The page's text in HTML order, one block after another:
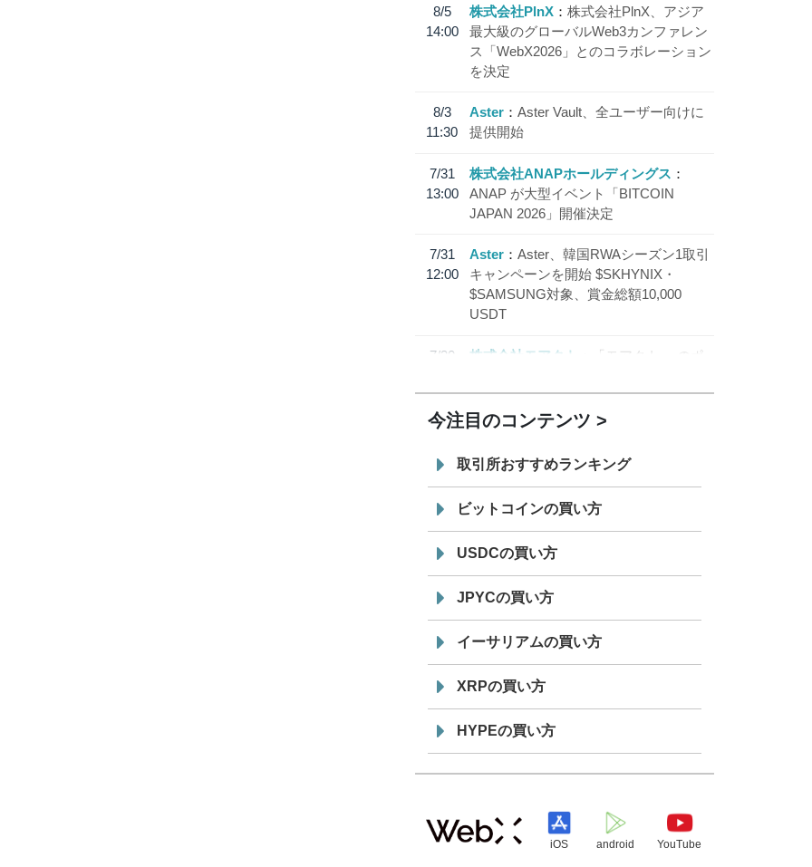
8/5
14:00
株式会社PlnX
株式会社PlnX、アジア
最大級のグローバルWeb3カンファレン
ス「WebX2026」とのコラボレーション
を決定
8/3
11:30
Aster
Aster Vault、全ユーザー向けに
提供開始
7/31
13:00
株式会社ANAPホールディングス
ANAP が大型イベント「BITCOIN
JAPAN 2026」開催決定
7/31
12:00
Aster
Aster、韓国RWAシーズン1取引
キャンペーンを開始 $SKHYNIX・
$SAMSUNG対象、賞金総額10,000
USDT
7/30
株式会社モアクト
「モアクト」 のポ
「 JPYC」を追加
19:30
てステーブルコイン「JPYSC」徹底解
説セミナーを開催
今注目のコンテンツ
取引所おすすめランキング
ビットコインの買い方
USDCの買い方
JPYCの買い方
イーサリアムの買い方
XRPの買い方
HYPEの買い方
iOS android YouTube